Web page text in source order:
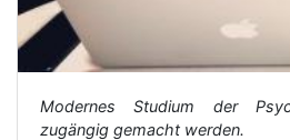
Modernes Studium der
zugängig gemacht werden.